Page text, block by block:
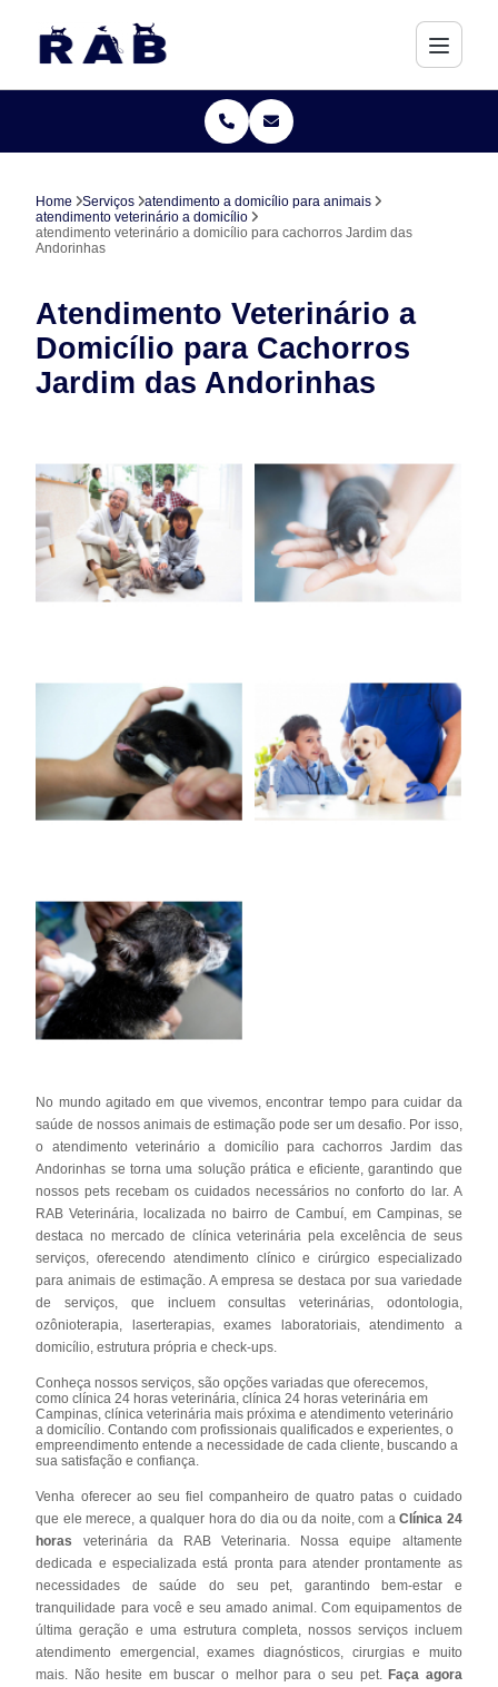
Home Serviços
atendimento a domicílio para animais
atendimento veterinário a domicílio
atendimento veterinário a domicílio para cachorros Jardim das
Andorinhas
Atendimento Veterinário a
Domicílio para Cachorros
Jardim das Andorinhas
No mundo agitado em que vivemos, encontrar tempo para cuidar da
saúde de nossos animais de estimação pode ser um desafio. Por isso,
o atendimento veterinário a domicílio para cachorros Jardim das
Andorinhas se torna uma solução prática e eficiente, garantindo que
nossos pets recebam os cuidados necessários no conforto do lar. A
RAB Veterinária, localizada no bairro de Cambuí, em Campinas, se
destaca no mercado de clínica veterinária pela excelência de seus
serviços, oferecendo atendimento clínico e cirúrgico especializado
para animais de estimação. A empresa se destaca por sua variedade
de serviços, que incluem consultas veterinárias, odontologia,
ozônioterapia, laserterapias, exames laboratoriais, atendimento a
domicílio, estrutura própria e check-ups.
Conheça nossos serviços, são opções variadas que oferecemos,
como clínica 24 horas veterinária, clínica 24 horas veterinária em
Campinas, clínica veterinária mais próxima e atendimento veterinário
a domicílio. Contando com profissionais qualificados e experientes, o
empreendimento entende a necessidade de cada cliente, buscando a
sua satisfação e confiança.
Venha oferecer ao seu fiel companheiro de quatro patas o cuidado
que ele merece, a qualquer hora do dia ou da noite, com aClínica 24
horas
veterinária da RAB Veterinaria. Nossa equipe altamente
dedicada e especializada está pronta para atender prontamente as
necessidades de saúde do seu pet, garantindo bem-estar e
tranquilidade para você e seu amado animal. Com equipamentos de
última geração e uma estrutura completa, nossos serviços incluem
atendimento emergencial, exames diagnósticos, cirurgias e muito
mais. Não hesite em buscar o melhor para o seu pet.Faça agora